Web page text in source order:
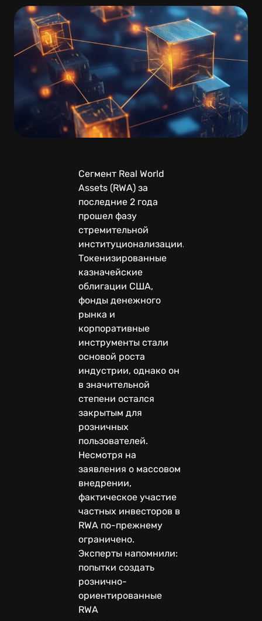
Сегмент Real World
Assets (RWA) за
последние 2 года
прошел фазу
стремительной
институционализации.
Токенизированные
казначейские
облигации США,
фонды денежного
рынка и
корпоративные
инструменты стали
основой роста
индустрии, однако он
в значительной
степени остался
закрытым для
розничных
пользователей.
Несмотря на
заявления о массовом
внедрении,
фактическое участие
частных инвесторов в
RWA по-прежнему
ограничено.
Эксперты напомнили:
попытки создать
рознично-
ориентированные
RWA